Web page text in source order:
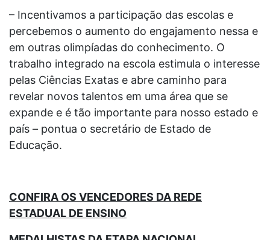
– Incentivamos a participação das escolas e
percebemos o aumento do engajamento nessa e
em outras olimpíadas do conhecimento. O
trabalho integrado na escola estimula o interesse
pelas Ciências Exatas e abre caminho para
revelar novos talentos em uma área que se
expande e é tão importante para nosso estado e
país – pontua o secretário de Estado de
Educação.
CONFIRA OS VENCEDORES DA REDE
ESTADUAL DE ENSINO